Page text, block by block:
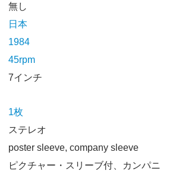
無し
日本
1984
45rpm
7インチ
1枚
ステレオ
poster sleeve, company sleeve
ピクチャー・スリーブ付、カンパニ